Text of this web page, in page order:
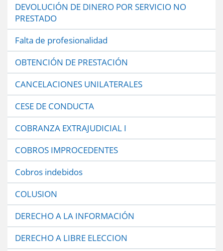
DEVOLUCIÓN DE DINERO POR SERVICIO NO
PRESTADO
Falta de profesionalidad
OBTENCIÓN DE PRESTACIÓN
CANCELACIONES UNILATERALES
CESE DE CONDUCTA
COBRANZA EXTRAJUDICIAL I
COBROS IMPROCEDENTES
Cobros indebidos
COLUSION
DERECHO A LA INFORMACIÓN
DERECHO A LIBRE ELECCION